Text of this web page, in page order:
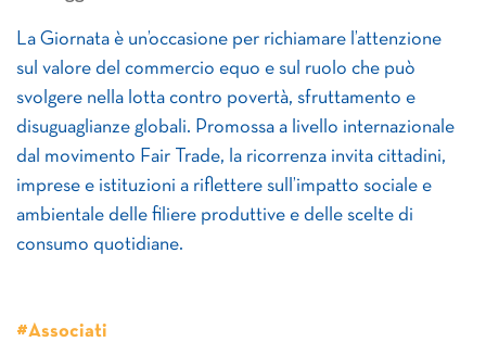
La Giornata è un’occasione per richiamare l’attenzione
sul valore del commercio equo e sul ruolo che può
svolgere nella lotta contro povertà, sfruttamento e
disuguaglianze globali. Promossa a livello internazionale
dal movimento Fair Trade, la ricorrenza invita cittadini,
imprese e istituzioni a riflettere sull’impatto sociale e
ambientale delle filiere produttive e delle scelte di
consumo quotidiane.
#Associati